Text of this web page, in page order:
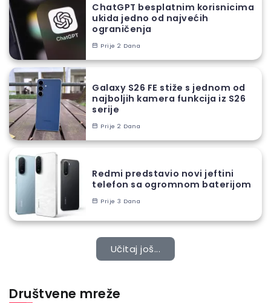
ChatGPT besplatnim korisnicima
ukida jedno od najvećih
ograničenja
Prije 2 Dana
Galaxy S26 FE stiže s jednom od
najboljih kamera funkcija iz S26
serije
Prije 2 Dana
Redmi predstavio novi jeftini
telefon sa ogromnom baterijom
Prije 3 Dana
Učitaj još...
Društvene mreže